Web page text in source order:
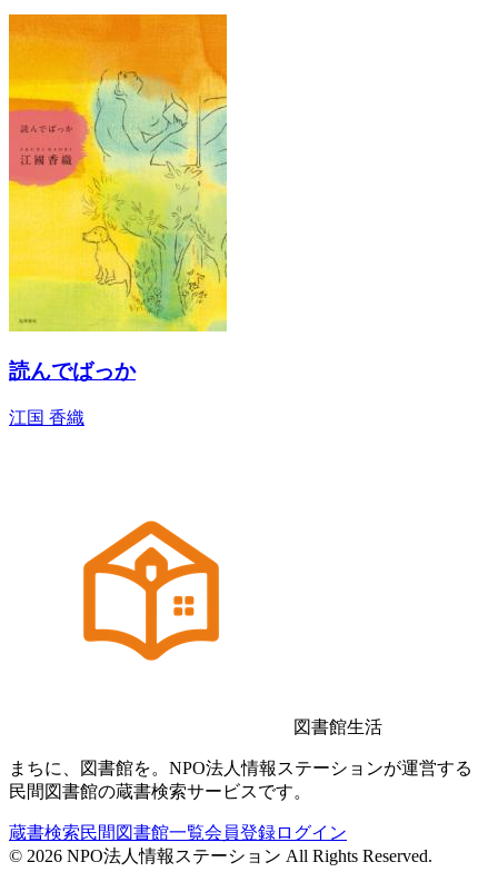
読んでばっか
江国 香織
図書館生活
まちに、図書館を。NPO法人情報ステーションが運営する
民間図書館の蔵書検索サービスです。
蔵書検索民間図書館一覧会員登録ログイン
© 2026 NPO法人情報ステーション All Rights Reserved.